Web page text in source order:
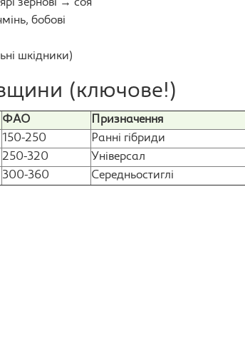
зернові → соя
бобові
шкідники)
(ключове!)
ФАО
Призначення
150-250
Ранні гібриди
250-320
Універсал
300-360 Середньостиглі